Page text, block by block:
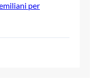
per